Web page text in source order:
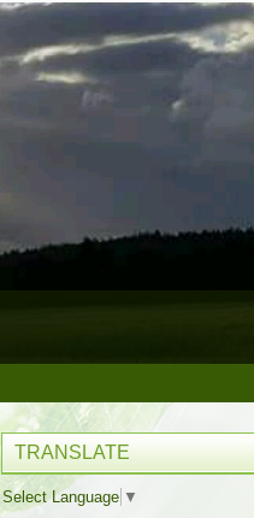
TRANSLATE
Select Language ▼